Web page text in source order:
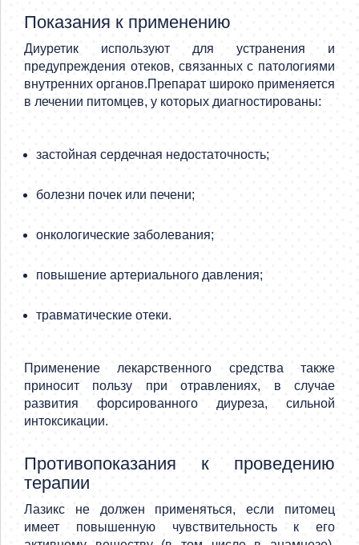
Показания к применению
Диуретик используют для устранения и
предупреждения отеков, связанных с патологиями
внутренних органов.Препарат широко применяется
в лечении питомцев, у которых диагностированы:
застойная сердечная недостаточность;
болезни почек или печени;
онкологические заболевания;
повышение артериального давления;
травматические отеки.
Применение лекарственного средства также
приносит пользу при отравлениях, в случае
развития форсированного диуреза, сильной
интоксикации.
Противопоказания к проведению
терапии
Лазикс не должен применяться, если питомец
имеет повышенную чувствительность к его